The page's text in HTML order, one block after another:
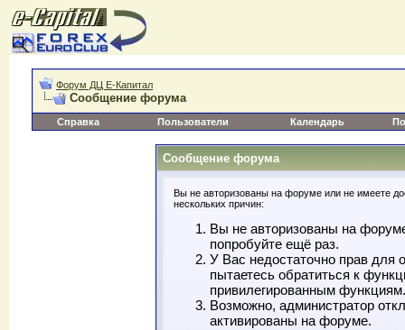
Форум ДЦ Е-Капитал
Сообщение форума
Справка Пользователи Календарь
Сообщение форума
Вы не авторизованы на форуме или не имеете
нескольких причин:
Вы не авторизованы на
попробуйте ещё раз.
У Вас недостаточно прав для
пытаетесь обратиться к
привилегированным функциям.
Возможно, администратор
активированы на форуме.